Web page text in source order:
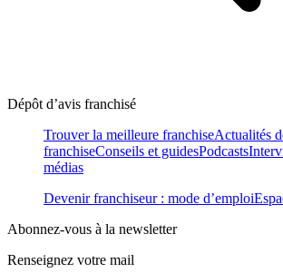
Dépôt d’avis franchisé
Trouver la meilleure franchiseActualités
franchiseConseils et guidesPodcasts
médias
Devenir franchiseur : mode d’emploi
Abonnez-vous à la newsletter
Renseignez votre mail